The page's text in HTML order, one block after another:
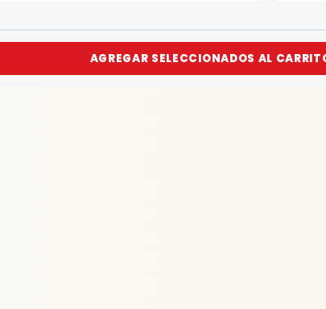
AGREGAR SELECCIONADOS AL